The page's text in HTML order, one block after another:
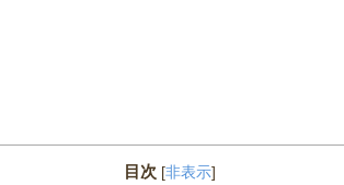
目次 [非表示]